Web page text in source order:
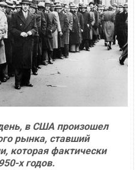
в США произошел
рынка, ставший
которая фактически
х годов.